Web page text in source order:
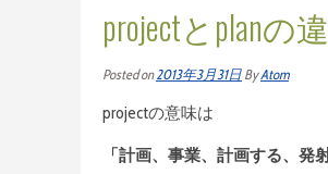
projectとplanの
Posted on2013年3月31日 ByAtom
projectの意味は
「計画、事業、計画する、発